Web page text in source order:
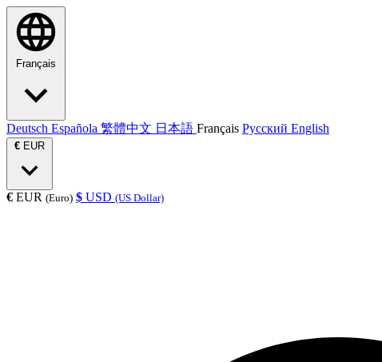
Français
Deutsch Española 繁體中文 日本語 Français Русский English
€ EUR
€ EUR (Euro) $ USD (US Dollar)